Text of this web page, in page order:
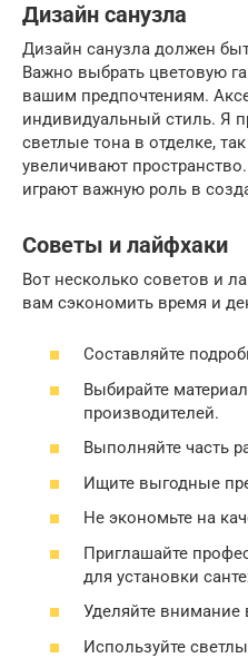
Дизайн санузла
Дизайн санузла должен
Важно выбрать цветовую
вашим предпочтениям.
индивидуальный стиль. Я
светлые тона в отделке,
увеличивают
играют важную роль в
Советы и лайфхаки
Вот несколько советов и
вам сэкономить время и
Составляйте
Выбирайте
производителей.
Выполняйте часть
Ищите выгодные
Не экономьте на
Приглашайте
для установки
Уделяйте внимание
Используйте